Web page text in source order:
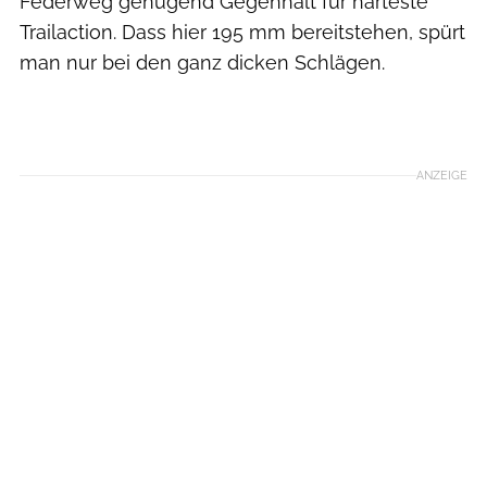
Trailaction. Dass hier 195 mm bereitstehen, spürt
man nur bei den ganz dicken Schlägen.
ANZEIGE